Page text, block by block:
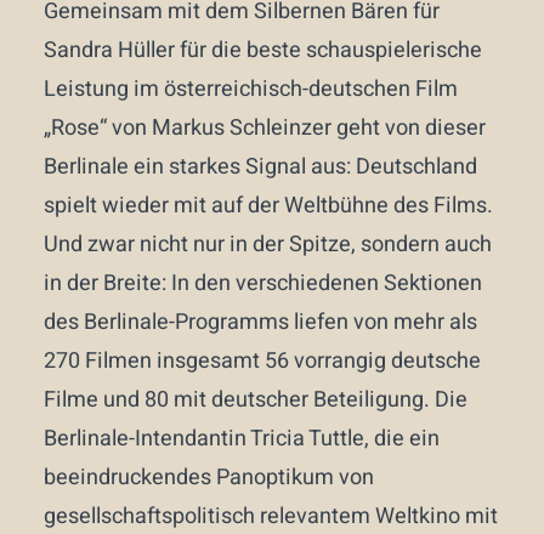
Gemeinsam mit dem Silbernen Bären für
Sandra Hüller für die beste schauspielerische
Leistung im österreichisch-deutschen Film
„Rose“ von Markus Schleinzer geht von dieser
Berlinale ein starkes Signal aus: Deutschland
spielt wieder mit auf der Weltbühne des Films.
Und zwar nicht nur in der Spitze, sondern auch
in der Breite: In den verschiedenen Sektionen
des Berlinale-Programms liefen von mehr als
270 Filmen insgesamt 56 vorrangig deutsche
Filme und 80 mit deutscher Beteiligung. Die
Berlinale-Intendantin Tricia Tuttle, die ein
beeindruckendes Panoptikum von
gesellschaftspolitisch relevantem Weltkino mit